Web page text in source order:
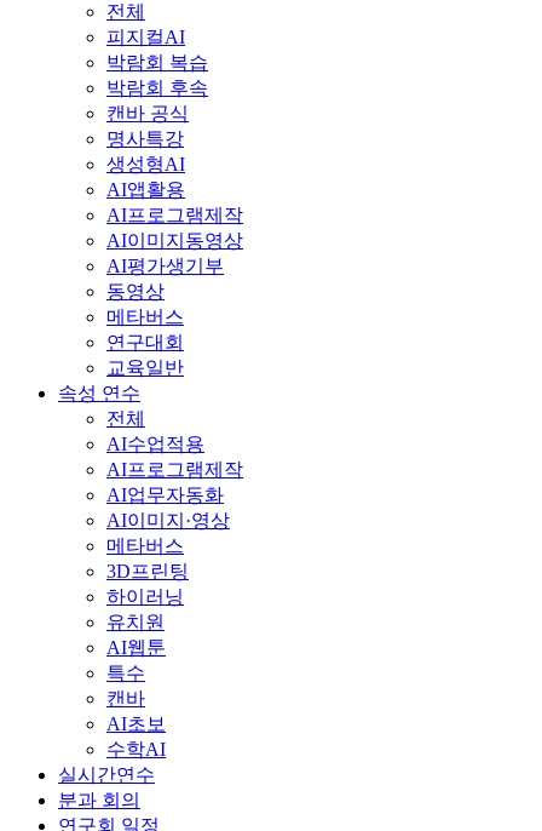
전체
피지컬AI
박람회 복습
박람회 후속
캔바 공식
명사특강
생성형AI
AI앱활용
AI프로그램제작
AI이미지동영상
AI평가생기부
동영상
메타버스
연구대회
교육일반
속성 연수
전체
AI수업적용
AI프로그램제작
AI업무자동화
AI이미지·영상
메타버스
3D프린팅
하이러닝
유치원
AI웹툰
특수
캔바
AI초보
수학AI
실시간연수
분과 회의
연구회 일정